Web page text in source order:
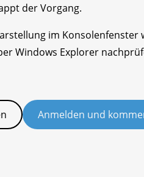
der Vorgang.
im
Windows Explorer
Anmelden und